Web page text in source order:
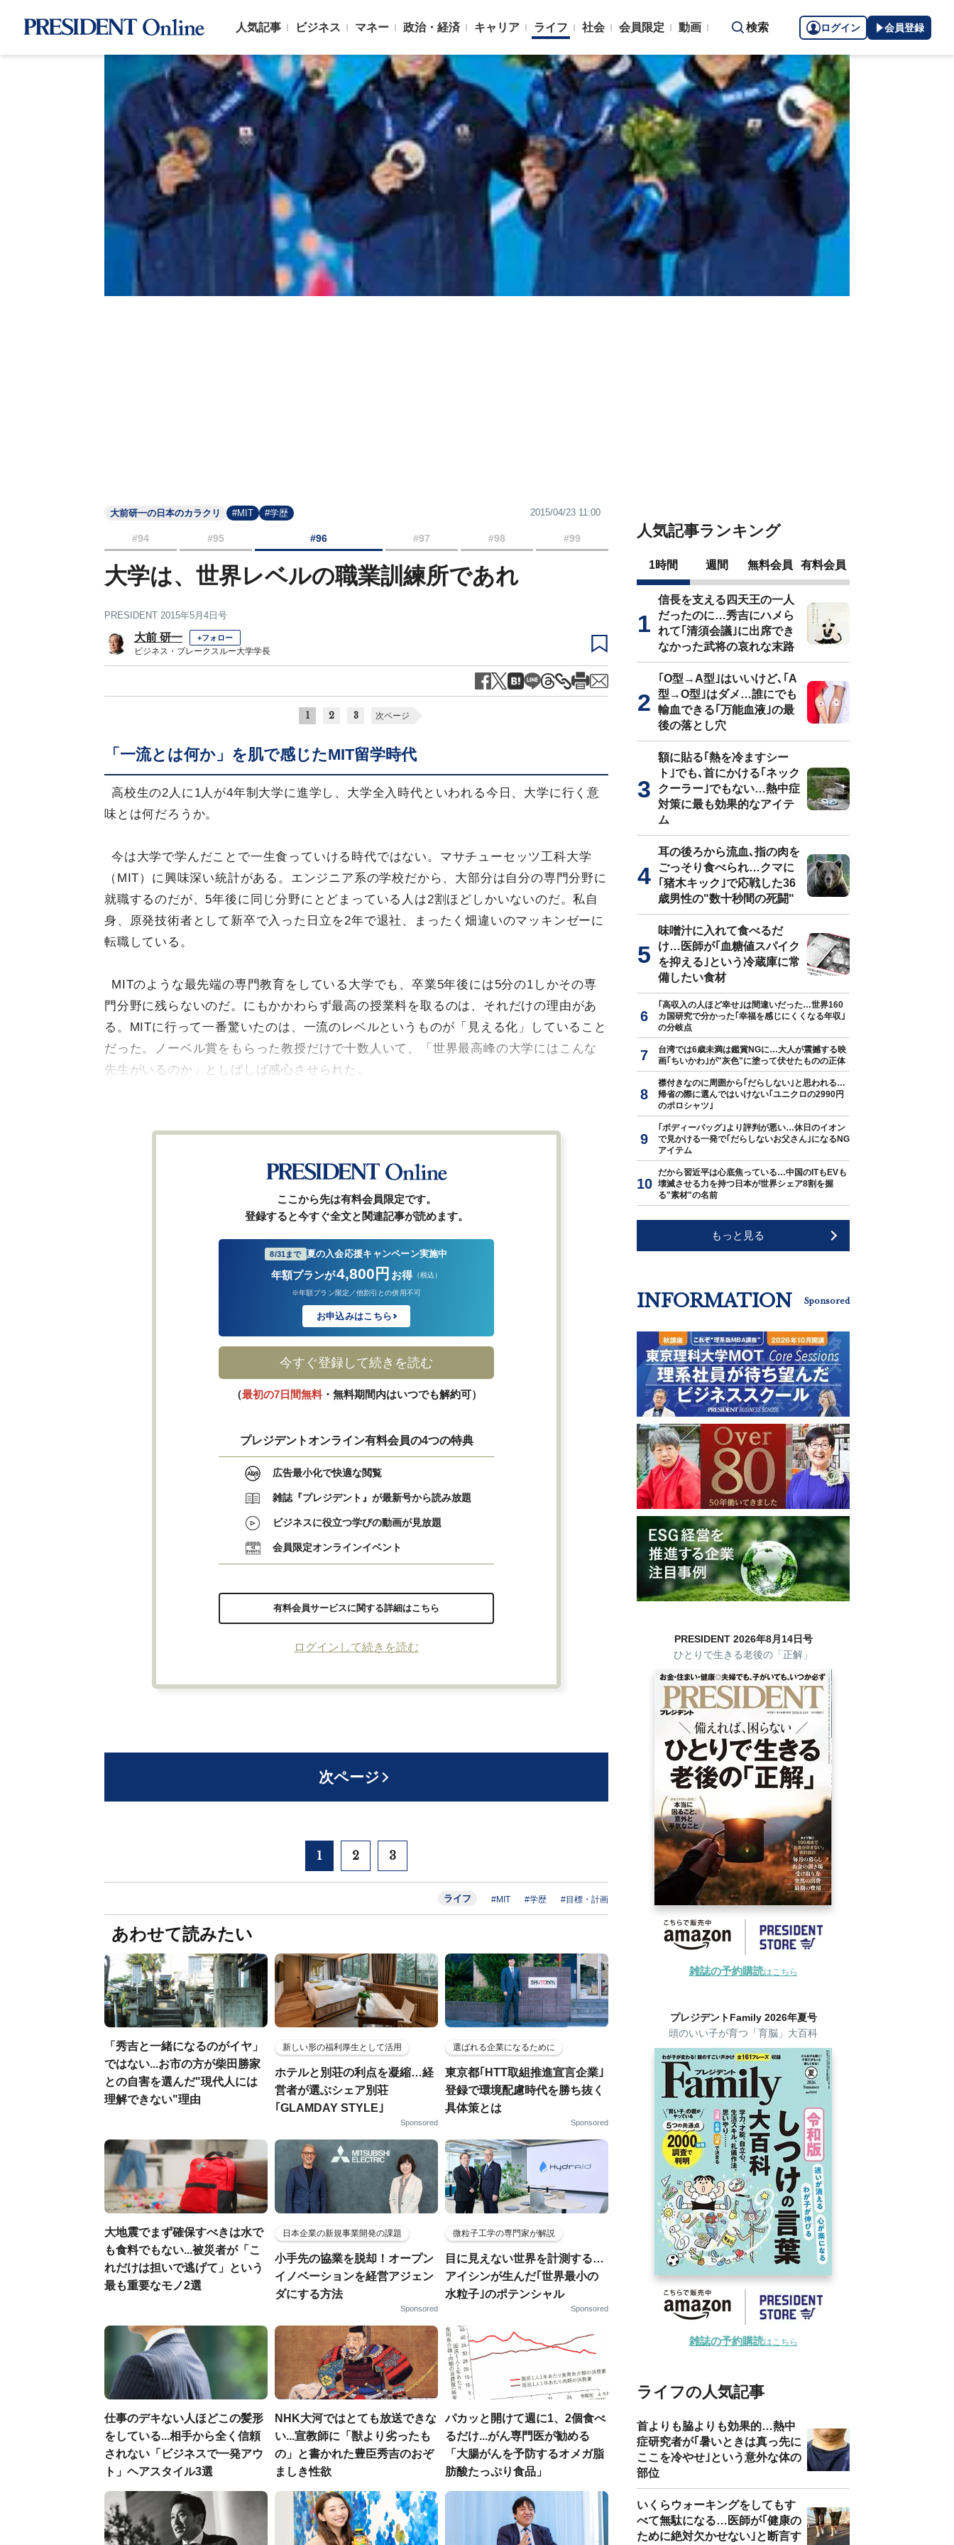
人気記事 ビジネス マネー 政治・経済 キャリア ライフ 社会 会員限定 動画 検索 ログイン 会員登録
大前研一の日本のカラクリ #MIT #学歴 2015/04/23 11:00
#94 #95 #96 #97 #98 #99
大学は、世界レベルの職業訓練所であれ
PRESIDENT 2015年5月4日号
大前 研一 +フォロー
ビジネス・ブレークスルー大学学長
1 2 3 次ページ
「一流とは何か」を肌で感じたMIT留学時代
高校生の2人に1人が4年制大学に進学し、大学全入時代といわれる今日、大学に行く意
味とは何だろうか。
今は大学で学んだことで一生食っていける時代ではない。マサチューセッツ工科大学
（MIT）に興味深い統計がある。エンジニア系の学校だから、大部分は自分の専門分野に
就職するのだが、5年後に同じ分野にとどまっている人は2割ほどしかいないのだ。私自
身、原発技術者として新卒で入った日立を2年で退社、まったく畑違いのマッキンゼーに
転職している。
MITのような最先端の専門教育をしている大学でも、卒業5年後には5分の1しかその専
門分野に残らないのだ。にもかかわらず最高の授業料を取るのは、それだけの理由があ
る。MITに行って一番驚いたのは、一流のレベルというものが「見える化」していること
だった。ノーベル賞をもらった教授だけで十数人いて、「世界最高峰の大学にはこんな
先生がいるのか」としばしば感心させられた。
ここから先は有料会員限定です。
登録すると今すぐ全文と関連記事が読めます。
8/31まで 夏の入会応援キャンペーン実施中
年額プランが4,800円 お得 （税込）
※年額プラン限定／他割引との併用不可
お申込みはこちら
今すぐ登録して続きを読む
（最初の7日間無料・無料期間内はいつでも解約可）
プレジデントオンライン有料会員の4つの特典
広告最小化で快適な閲覧
雑誌『プレジデント』が最新号から読み放題
ビジネスに役立つ学びの動画が見放題
会員限定オンラインイベント
有料会員サービスに関する詳細はこちら
ログインして続きを読む
次ページ
1 2 3
ライフ #MIT #学歴 #目標・計画
あわせて読みたい
「秀吉と一緒になるのがイヤ」
ではない...お市の方が柴田勝家
との自害を選んだ"現代人には
理解できない"理由
新しい形の福利厚生として活用
ホテルと別荘の利点を凝縮…経
営者が選ぶシェア別荘
｢GLAMDAY STYLE｣
Sponsored
選ばれる企業になるために
東京都｢HTT取組推進宣言企業｣
登録で環境配慮時代を勝ち抜く
具体策とは
Sponsored
大地震でまず確保すべきは水で
も食料でもない...被災者が「こ
れだけは担いで逃げて」という
最も重要なモノ2選
日本企業の新規事業開発の課題
小手先の協業を脱却！オープン
イノベーションを経営アジェン
ダにする方法
Sponsored
微粒子工学の専門家が解説
目に見えない世界を計測する…
アイシンが生んだ｢世界最小の
水粒子｣のポテンシャル
Sponsored
仕事のデキない人ほどこの髪形
をしている...相手から全く信頼
されない「ビジネスで一発アウ
ト」ヘアスタイル3選
NHK大河ではとても放送できな
い...宣教師に「獣より劣ったも
の」と書かれた豊臣秀吉のおぞ
ましき性欲
パカッと開けて週に1、2個食べ
るだけ...がん専門医が勧める
「大腸がんを予防するオメガ脂
肪酸たっぷり食品」
人気記事ランキング
1時間 週間 無料会員 有料会員
信長を支える四天王の一人
だったのに…秀吉にハメら
れて｢清須会議｣に出席でき
なかった武将の哀れな末路
｢O型→A型｣はいいけど､｢A
型→O型｣はダメ…誰にでも
輸血できる｢万能血液｣の最
後の落とし穴
額に貼る｢熱を冷ますシー
ト｣でも､首にかける｢ネック
クーラー｣でもない…熱中症
対策に最も効果的なアイテ
ム
耳の後ろから流血､指の肉を
ごっそり食べられ…クマに
｢猪木キック｣で応戦した36
歳男性の"数十秒間の死闘"
味噌汁に入れて食べるだ
け…医師が｢血糖値スパイク
を抑える｣という冷蔵庫に常
備したい食材
｢高収入の人ほど幸せ｣は間違いだった…世界160
カ国研究で分かった｢幸福を感じにくくなる年収｣
の分岐点
台湾では6歳未満は鑑賞NGに…大人が震撼する映
画｢ちいかわ｣が"灰色"に塗って伏せたものの正体
襟付きなのに周囲から｢だらしない｣と思われる…
帰省の際に選んではいけない｢ユニクロの2990円
のポロシャツ｣
｢ボディーバッグ｣より評判が悪い…休日のイオン
で見かける一発で｢だらしないお父さん｣になるNG
アイテム
だから習近平は心底焦っている…中国のITもEVも
壊滅させる力を持つ日本が世界シェア8割を握
る"素材"の名前
もっと見る
INFORMATION Sponsored
PRESIDENT 2026年8月14日号
ひとりで生きる老後の「正解」
雑誌の予約購読はこちら
プレジデントFamily 2026年夏号
頭のいい子が育つ「育脳」大百科
雑誌の予約購読はこちら
ライフの人気記事
首よりも脇よりも効果的…熱中
症研究者が｢暑いときは真っ先に
ここを冷やせ｣という意外な体の
部位
いくらウォーキングをしてもす
べて無駄になる…医師が｢健康の
ために絶対欠かせない｣と断言す